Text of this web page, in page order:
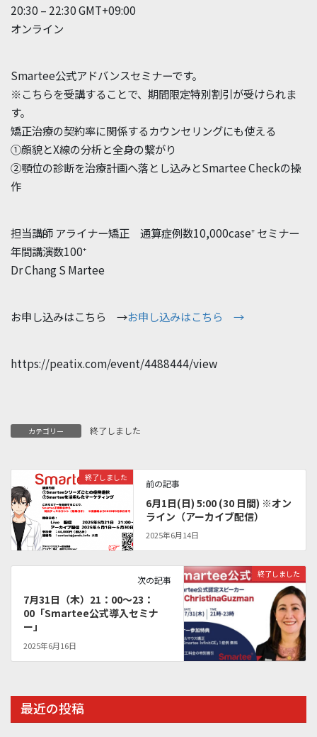
20:30 – 22:30 GMT+09:00
オンライン
Smartee公式アドバンスセミナーです。
※こちらを受講することで、期間限定特別割引が受けられま
す。
矯正治療の契約率に関係するカウンセリングにも使える
①顔貌とX線の分析と全身の繋がり
②顎位の診断を治療計画へ落とし込みとSmartee Checkの操
作
担当講師 アライナー矯正 通算症例数10,000case⁺ セミナー
年間講演数100⁺
Dr Chang S Martee
お申し込みはこちら →お申し込みはこちら →
https://peatix.com/event/4488444/view
カテゴリー 終了しました
終了しました
前の記事
6月1日(日) 5:00 (30 日間) ※オン
ライン（アーカイブ配信）
2025年6月14日
終了しました
次の記事
7月31日（木）21：00～23：
00「Smartee公式導入セミナ
ー」
2025年6月16日
最近の投稿